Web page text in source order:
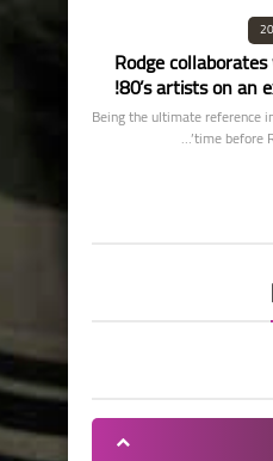
Rodge
80’s artists on an
Being the ultimate reference
time before